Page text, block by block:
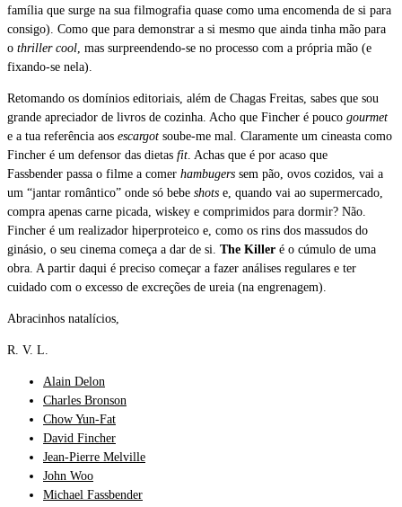
família que surge na sua filmografia quase como uma encomenda de si para
consigo). Como que para demonstrar a si mesmo que ainda tinha mão para
o thriller cool , mas surpreendendo-se no processo com a própria mão (e
fixando-se nela).
Retomando os domínios editoriais, além de Chagas Freitas, sabes que sou
grande apreciador de livros de cozinha. Acho que Fincher é pouco gourmet
e a tua referência aos escargot soube-me mal. Claramente um cineasta como
Fincher é um defensor das dietas fit . Achas que é por acaso que
Fassbender passa o filme a comer hambugers sem pão, ovos cozidos, vai a
um “jantar romântico” onde só bebe shots e, quando vai ao supermercado,
compra apenas carne picada, wiskey e comprimidos para dormir? Não.
Fincher é um realizador hiperproteico e, como os rins dos massudos do
ginásio, o seu cinema começa a dar de si. The Killer é o cúmulo de uma
obra. A partir daqui é preciso começar a fazer análises regulares e ter
cuidado com o excesso de excreções de ureia (na engrenagem).
Abracinhos natalícios,
R. V. L.
Alain Delon
Charles Bronson
Chow Yun-Fat
David Fincher
Jean-Pierre Melville
John Woo
Michael Fassbender